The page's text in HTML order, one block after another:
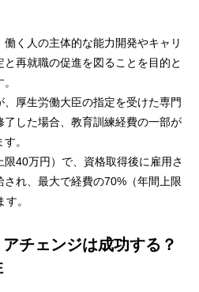
く人の主体的な能力開発やキャリ
再就職の促進を図ることを目的と
厚生労働大臣の指定を受けた専門
した場合、教育訓練経費の一部が
。
40万円）で、資格取得後に雇用さ
れ、最大で経費の70%（年間上限
。
チェンジは成功する？